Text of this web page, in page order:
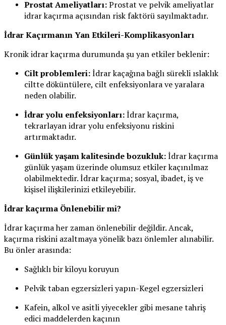
Prostat Ameliyatları:Prostat ve pelvik ameliyatlar
idrar kaçırma açısından risk faktörü sayılmaktadır.
İdrar Kaçırmanın Yan Etkileri-Komplikasyonları
Kronik idrar kaçırma durumunda şu yan etkiler beklenir:
Cilt problemleri:İdrar kaçağına bağlı sürekli ıslaklık
ciltte döküntülere, cilt enfeksiyonlara ve yaralara
neden olabilir.
İdrar yolu enfeksiyonları:İdrar kaçırma,
tekrarlayan idrar yolu enfeksiyonu riskini
artırmaktadır.
Günlük yaşam kalitesinde bozukluk:İdrar kaçırma
günlük yaşam üzerinde olumsuz etkiler kaçınılmaz
olabilmektedir. İdrar kaçırma; sosyal, ibadet, iş ve
kişisel ilişkilerinizi etkileyebilir.
İdrar kaçırma Önlenebilir mi?
İdrar kaçırma her zaman önlenebilir değildir. Ancak,
kaçırma riskini azaltmaya yönelik bazı önlemler alınabilir.
Bu önler arasında:
Sağlıklı bir kiloyu koruyun
Pelvik taban egzersizleri yapın-Kegel egzersizleri
Kafein, alkol ve asitli yiyecekler gibi mesane tahriş
edici maddelerden kaçının